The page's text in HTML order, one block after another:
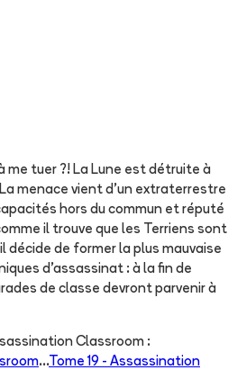
me tuer ?! La Lune est détruite à
La menace vient d'un extraterrestre
hors du commun et réputé
il trouve que les Terriens sont
décide de former la plus mauvaise
d'assassinat : à la fin de
de classe devront parvenir à
Classroom :
...Tome 19 - Assassination